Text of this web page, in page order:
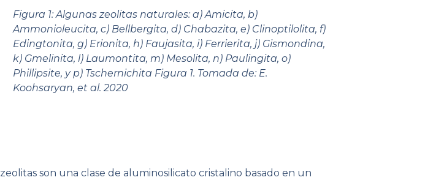
Figura 1: Algunas zeolitas naturales: a) Amicita, b)
Ammonioleucita, c) Bellbergita, d) Chabazita, e) Clinoptilolita, f)
Edingtonita, g) Erionita, h) Faujasita, i) Ferrierita, j) Gismondina,
k) Gmelinita, l) Laumontita, m) Mesolita, n) Paulingita, o)
Phillipsite, y p) Tschernichita Figura 1. Tomada de: E.
Koohsaryan, et al. 2020
son una clase de aluminosilicato cristalino basado en un